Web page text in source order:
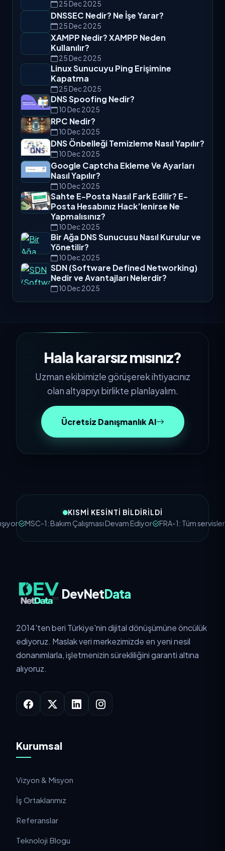
25 Dec 2025
DNSSEC Nedir? Ne İşe Yarar?
25 Dec 2025
XAMPP Nedir? XAMPP Neden
Kullanılır?
25 Dec 2025
Linux Sunucuyu Ping Erişimine
Kapatma
25 Dec 2025
DNS Spoofing Nedir?
10 Dec 2025
RPC Nedir?
10 Dec 2025
DNS Önbelleği Temizleme Nasıl Yapılır?
10 Dec 2025
Google Captcha Ekleme Ve Ayarları
Nasıl Yapılır?
10 Dec 2025
Sahte E-Posta Nasıl Fark Edilir? E-
Posta Hesabınız Hack’lenirse Ne
Yapmalısınız?
10 Dec 2025
Bir Ağa DNS Sunucusu Nasıl Kurulur ve
Yönetilir?
10 Dec 2025
SDN (Software Defined Networking)
Nedir ve Avantajları Nelerdir?
10 Dec 2025
Hala kararsız mısınız?
Uzman ekibimizle görüşerek ihtiyacınız
olan altyapıyı birlikte planlayalım.
Ücretsiz Danışmanlık Al
KISMI KESINTI BILDIRILDI
MSC-1: Bakım Çalışması Devam Ediyor FRA-1: Tüm servisler
DevNetData
2014'ten beri Türkiye'nin dijital dönüşümüne öncülük
ediyoruz. Maslak veri merkezimizde en yeni nesil
donanımlarla, işletmenizin sürekliliğini garanti altına
alıyoruz.
Kurumsal
Vizyon & Misyon
İş Ortaklarımız
Referanslar
Teknoloji Blogu